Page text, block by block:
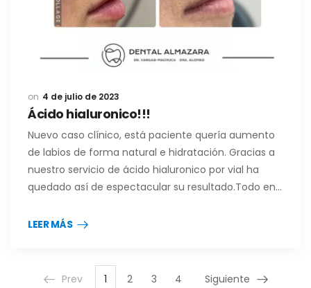
4 de julio de 2023
Ácido hialuronico!!!
Nuevo caso clínico, está paciente quería aumento
de labios de forma natural e hidratación. Gracias a
nuestro servicio de ácido hialuronico por vial ha
quedado así de espectacular su resultado.Todo en…
LEER MÁS
Prev 1 2 3 4 Siguiente